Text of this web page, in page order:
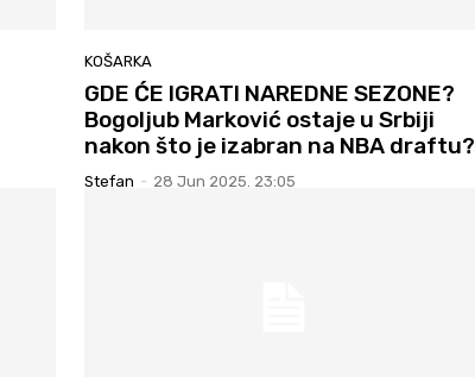
KOŠARKA
GDE ĆE IGRATI NAREDNE SEZONE?
Bogoljub Marković ostaje u Srbiji
nakon što je izabran na NBA draftu?
Stefan - 28 Jun 2025. 23:05